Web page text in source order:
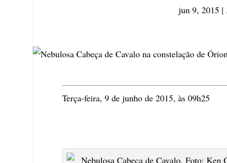
jun 9, 2015 |
Terça-feira, 9 de junho de 2015, às 09h25